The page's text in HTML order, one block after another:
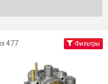
477 Фильтры